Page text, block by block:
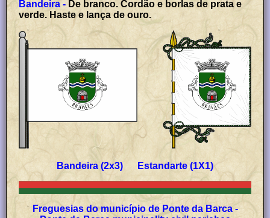
Bandeira - De branco. Cordão e borlas de prata e
verde. Haste e lança de ouro.
Bandeira (2x3) Estandarte (1X1)
Freguesias do município de Ponte da Barca -